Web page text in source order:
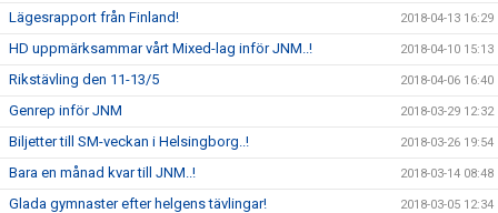
Lägesrapport från Finland! 2018-04-13 16:29
HD uppmärksammar vårt Mixed-lag inför JNM..! 2018-04-10 15:13
Rikstävling den 11-13/5 2018-04-06 16:40
Genrep inför JNM 2018-03-29 12:32
Biljetter till SM-veckan i Helsingborg..! 2018-03-26 19:54
Bara en månad kvar till JNM..! 2018-03-14 08:48
Glada gymnaster efter helgens tävlingar! 2018-03-05 12:34